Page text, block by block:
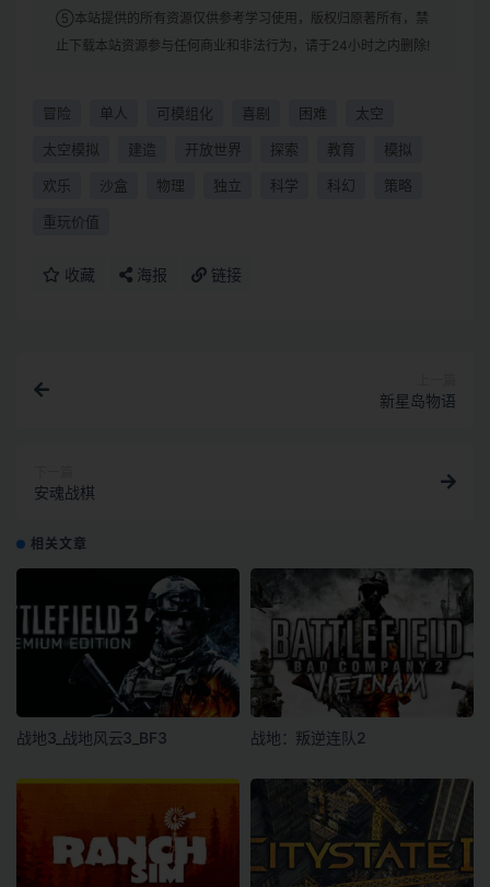
⑤本站提供的所有资源仅供参考学习使用，版权归原著所有，禁
止下载本站资源参与任何商业和非法行为，请于24小时之内删除!
冒险 单人 可模组化 喜剧 困难 太空
太空模拟 建造 开放世界 探索 教育 模拟
欢乐 沙盒 物理 独立 科学 科幻 策略
重玩价值
收藏 海报 链接
新星岛物语
安魂战棋
相关文章
战地3_战地风云3_BF3 战地：叛逆连队2